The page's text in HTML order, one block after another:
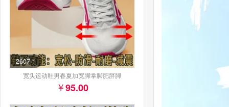
2607-1
宽头运动鞋男春夏加宽脚掌脚肥胖脚
95.00